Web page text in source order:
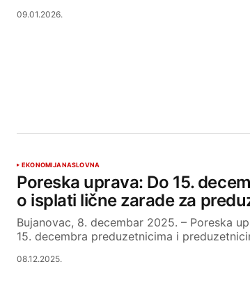
09.01.2026.
EKONOMIJANASLOVNA
Poreska uprava: Do 15.
o isplati lične zarade za
Bujanovac, 8. decembar 2025. – Poreska
15. decembra preduzetnicima i
08.12.2025.